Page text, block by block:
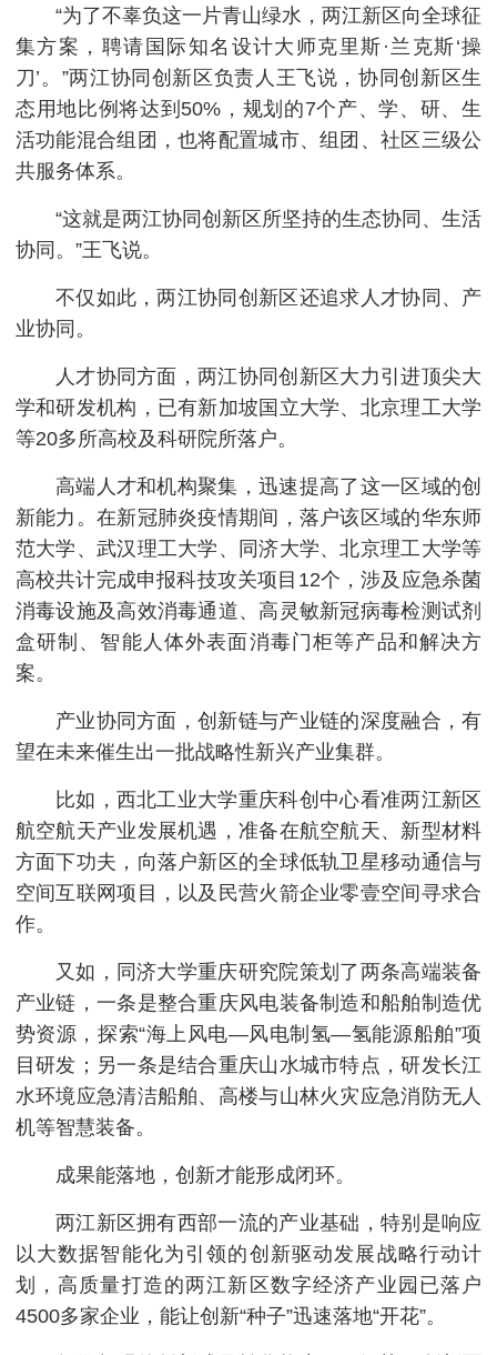
“为了不辜负这一片青山绿水，两江新区向全球征
集方案，聘请国际知名设计大师克里斯·兰克斯‘操
刀’。”两江协同创新区负责人王飞说，协同创新区生
态用地比例将达到50%，规划的7个产、学、研、生
活功能混合组团，也将配置城市、组团、社区三级公
共服务体系。
“这就是两江协同创新区所坚持的生态协同、生活
协同。”王飞说。
不仅如此，两江协同创新区还追求人才协同、产
业协同。
人才协同方面，两江协同创新区大力引进顶尖大
学和研发机构，已有新加坡国立大学、北京理工大学
等20多所高校及科研院所落户。
高端人才和机构聚集，迅速提高了这一区域的创
新能力。在新冠肺炎疫情期间，落户该区域的华东师
范大学、武汉理工大学、同济大学、北京理工大学等
高校共计完成申报科技攻关项目12个，涉及应急杀菌
消毒设施及高效消毒通道、高灵敏新冠病毒检测试剂
盒研制、智能人体外表面消毒门柜等产品和解决方
案。
产业协同方面，创新链与产业链的深度融合，有
望在未来催生出一批战略性新兴产业集群。
比如，西北工业大学重庆科创中心看准两江新区
航空航天产业发展机遇，准备在航空航天、新型材料
方面下功夫，向落户新区的全球低轨卫星移动通信与
空间互联网项目，以及民营火箭企业零壹空间寻求合
作。
又如，同济大学重庆研究院策划了两条高端装备
产业链，一条是整合重庆风电装备制造和船舶制造优
势资源，探索“海上风电—风电制氢—氢能源船舶”项
目研发；另一条是结合重庆山水城市特点，研发长江
水环境应急清洁船舶、高楼与山林火灾应急消防无人
机等智慧装备。
成果能落地，创新才能形成闭环。
两江新区拥有西部一流的产业基础，特别是响应
以大数据智能化为引领的创新驱动发展战略行动计
划，高质量打造的两江新区数字经济产业园已落户
4500多家企业，能让创新“种子”迅速落地“开花”。